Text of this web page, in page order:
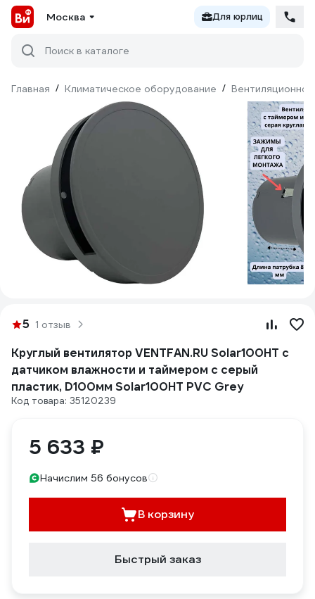
Москва Для юрлиц
Поиск в каталоге
Главная / Климатическое оборудование /
5 1 отзыв
Круглый вентилятор VENTFAN.RU Solar100HT с
датчиком влажности и таймером с серый
пластик, D100мм Solar100HT PVC Grey
Код товара: 35120239
5 633 ₽
Начислим 56 бонусов
В корзину
Быстрый заказ